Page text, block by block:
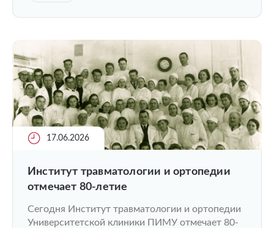
17.06.2026
Институт травматологии и ортопедии
отмечает 80-летие
Сегодня Институт травматологии и ортопедии
Университетской клиники ПИМУ отмечает 80-